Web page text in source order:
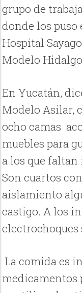
grupo de
donde los
Hospital
Modelo
En Yucatán,
Modelo Asilar,
ocho camas
muebles para
a los que
Son cuartos
aislamiento
castigo. A los
La comida es
medicamentos